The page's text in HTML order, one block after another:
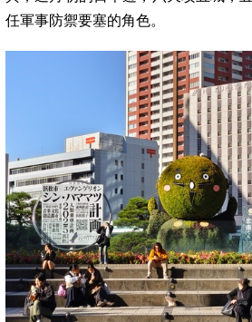
任軍事防禦要塞的角色。